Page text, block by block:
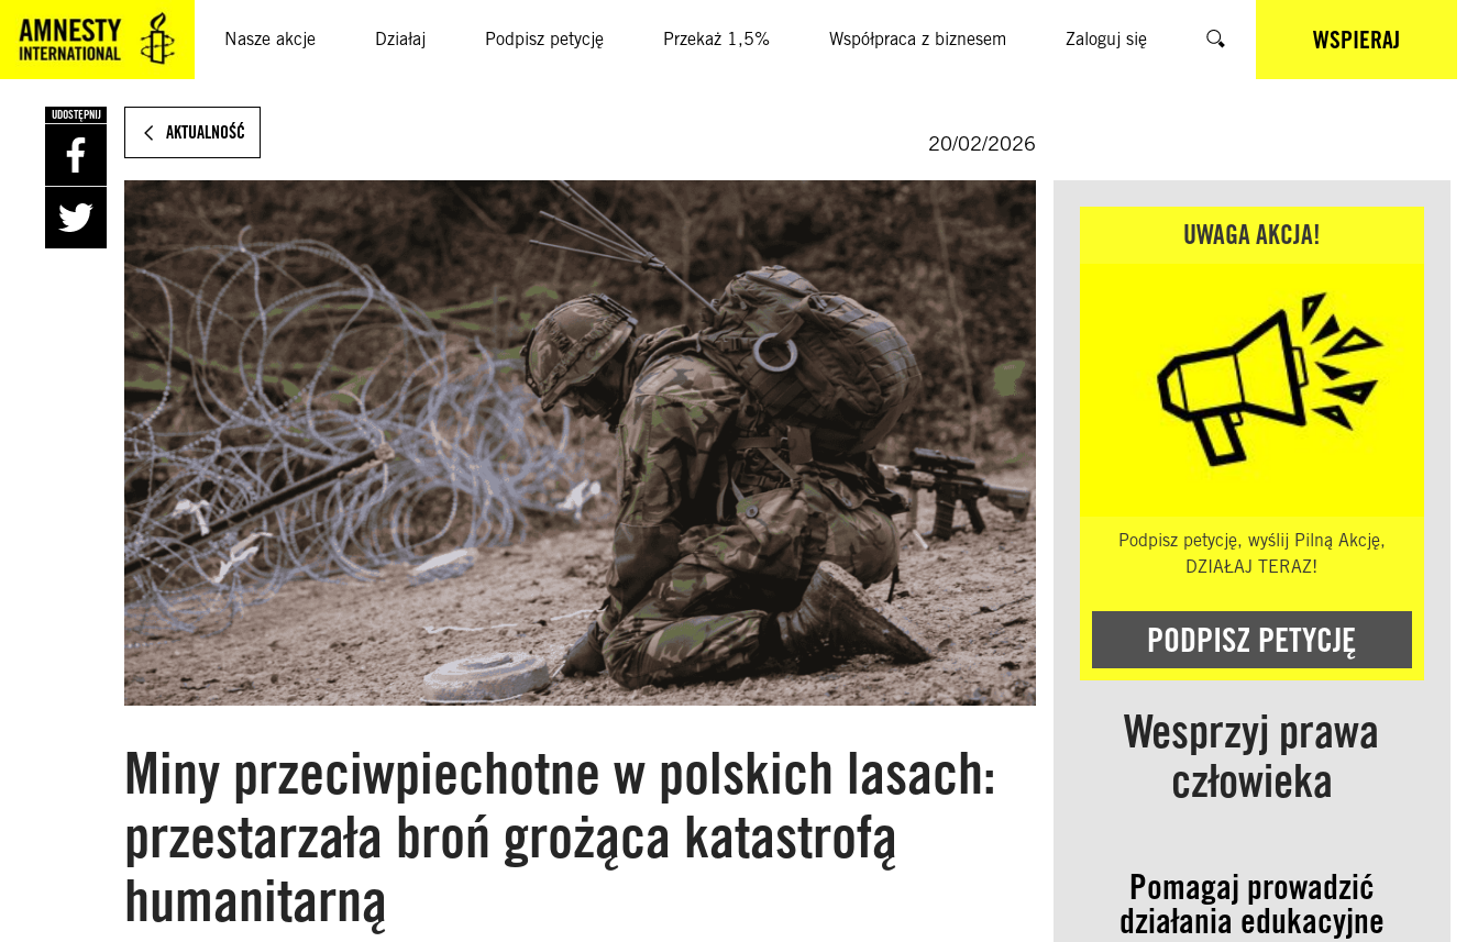
TREŚCI
Nasze akcje Działaj Podpisz petycję Przekaż 1,5% Współpraca z biznesem Zaloguj się
Szukaj WSPIERAJ
AKTUALNOŚĆ 20/02/2026
Miny przeciwpiechotne w polskich lasach:
przestarzała broń grożąca katastrofą
humanitarną
UDOSTĘPNIJ
UWAGA AKCJA!
Podpisz petycję, wyślij Pilną Akcję,
DZIAŁAJ TERAZ!
PODPISZ PETYCJĘ
Wesprzyj prawa
człowieka
Pomagaj prowadzić
działania edukacyjne